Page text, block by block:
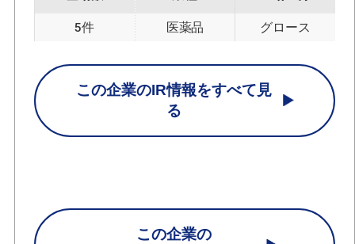
5件 医薬品 グロース
この企業のIR情報をすべて見
る
この企業の